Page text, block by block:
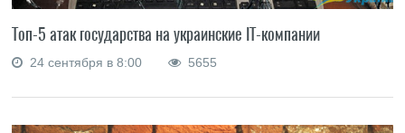
Топ-5 атак государства на украинские IT-компании
24 сентября в 8:00 5655